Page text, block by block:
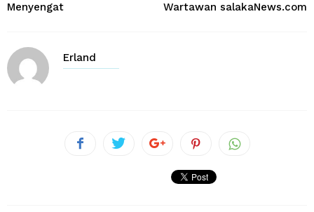
Menyengat
Wartawan salakaNews.com
Erland